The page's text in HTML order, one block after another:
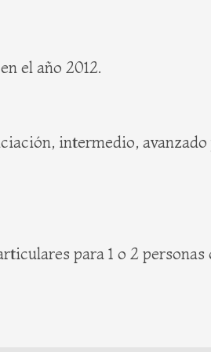
el año 2012.
intermedio, avanzado
para 1 o 2 personas